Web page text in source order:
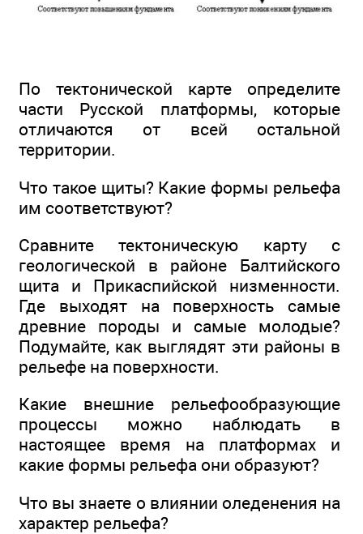
По тектонической карте определите
части Русской платформы, которые
отличаются от всей остальной
территории.
Что такое щиты? Какие формы рельефа
им соответствуют?
Сравните тектоническую карту с
геологической в районе Балтийского
щита и Прикаспийской низменности.
Где выходят на поверхность самые
древние породы и самые молодые?
Подумайте, как выглядят эти районы в
рельефе на поверхности.
Какие внешние рельефообразующие
процессы можно наблюдать в
настоящее время на платформах и
какие формы рельефа они образуют?
Что вы знаете о влиянии оледенения на
характер рельефа?